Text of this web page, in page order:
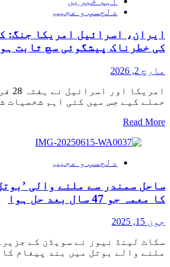
پر
موجود
نے
’مردہ‘
خاتون
کو
زندہ
کردیا
دلچسپ و عجیب
ایران، اسرائیل امریکا جنگ:
کی خطرناک پیشگوئی سچ ثابت
مارچ 2, 2026
حملے کیے جس میں کئی اہم شخصیات
Read More
Read
about
اسرائیل
جنگ:
بابا
وانگا
کی
خطرناک
پیشگوئی
دلچسپ و عجیب
ساحل سمندر سے ملنے والی
کا معمہ جو 47 سال بعد حل ہوا
جون 15, 2025
ملنے والے بوتل میں بند پیغام کا